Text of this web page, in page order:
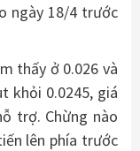
ngày 18/4 trước
thấy ở 0.026 và
khỏi 0.0245, giá
trợ. Chừng nào
lên phía trước